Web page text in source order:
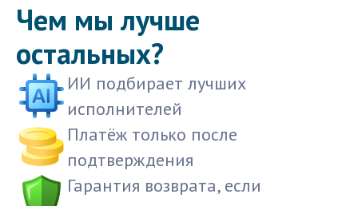
Чем мы лучше
остальных?
ИИ подбирает лучших
исполнителей
Платёж только после
подтверждения
Гарантия возврата, если